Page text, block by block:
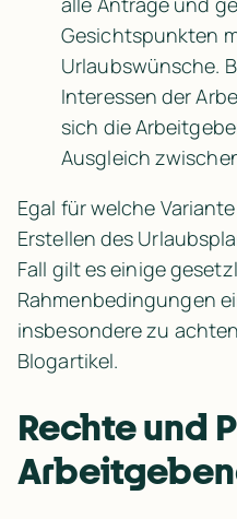
Gesichtspunkten
Urlaubswünsche.
Interessen der
sich die
Ausgleich
Egal für welche
Erstellen des
Fall gilt es einige
Rahmenbedingungen
insbesondere zu
Blogartikel.
Rechte und